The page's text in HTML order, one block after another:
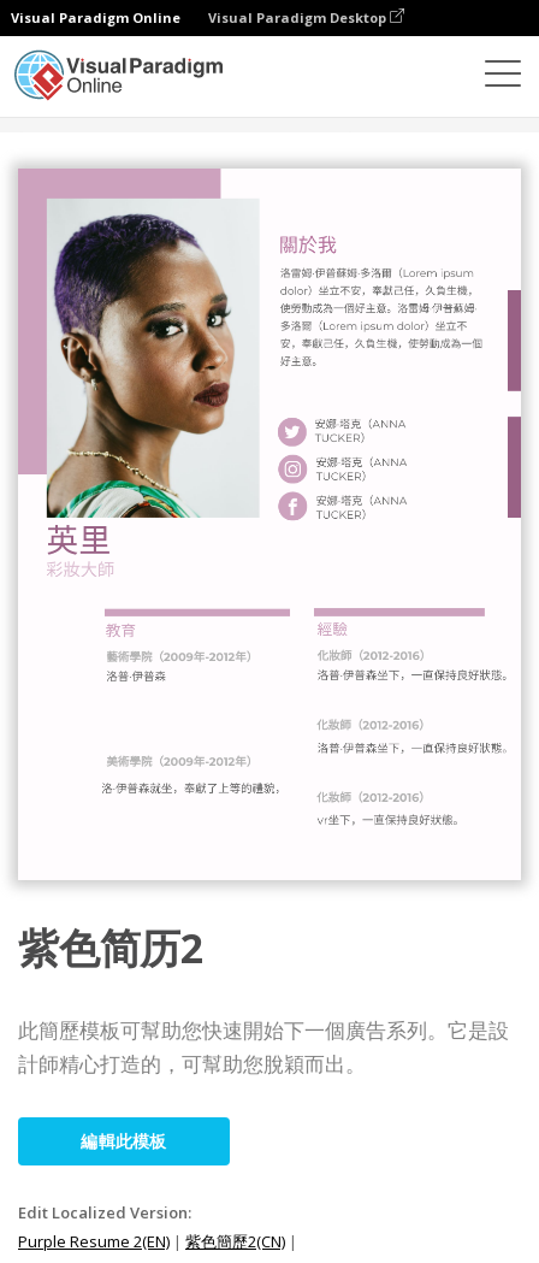
Visual Paradigm Online Visual Paradigm Desktop
紫色简历2
此簡歷模板可幫助您快速開始下一個廣告系列。它是設
計師精心打造的，可幫助您脫穎而出。
編輯此模板
Edit Localized Version:
Purple Resume 2(EN) | 紫色簡歷2(CN) |